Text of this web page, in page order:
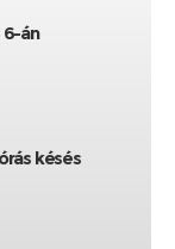
6-án
késés